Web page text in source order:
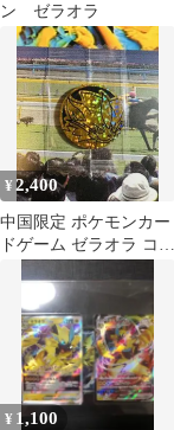
ン ゼラオラ
¥ 2,400
中国限定 ポケモンカー
ドゲーム ゼラオラ コイ
ン1枚 シークレット仕
¥ 1,100